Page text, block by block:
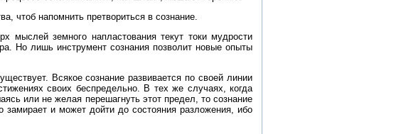
чтоб напомнить претвориться в сознание.
мыслей земного напластования текут токи мудрости
Но лишь инструмент сознания позволит новые опыты
Всякое сознание развивается по своей линии
своих беспредельно. В тех же случаях, когда
или не желая перешагнуть этот предел, то сознание
и может дойти до состояния разложения, ибо